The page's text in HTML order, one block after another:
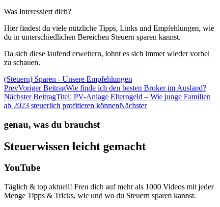
Was Interessiert dich?
Hier findest du viele nützliche Tipps, Links und Empfehlungen, wie
du in unterschiedlichen Bereichen Steuern sparen kannst.
Da sich diese laufend erweitern, lohnt es sich immer wieder vorbei
zu schauen.
(Steuern) Sparen - Unsere Empfehlungen
PrevVoriger BeitragWie finde ich den besten Broker im Ausland?
Nächster BeitragTitel: PV-Anlage Elterngeld – Wie junge Familien
ab 2023 steuerlich profitieren könnenNächster
genau, was du brauchst
Steuerwissen leicht gemacht
YouTube
Täglich & top aktuell! Freu dich auf mehr als 1000 Videos mit jeder
Menge Tipps & Tricks, wie und wo du Steuern sparen kannst.